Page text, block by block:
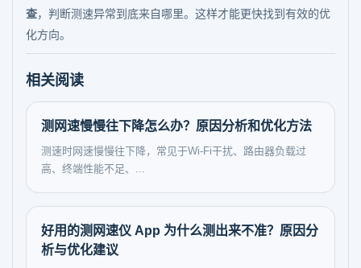
查，判断测速异常到底来自哪里。这样才能更快找到有效的优
化方向。
相关阅读
测网速慢慢往下降怎么办？原因分析和优化方法
测速时网速慢慢往下降，常见于Wi-Fi干扰、路由器负载过
高、终端性能不足、...
好用的测网速仪 App 为什么测出来不准？原因分
析与优化建议